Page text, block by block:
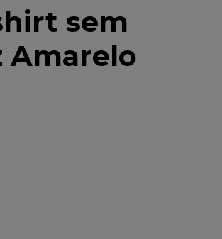
sem
Amarelo